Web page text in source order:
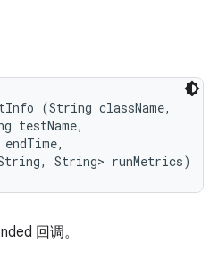
(String className,
testName,
endTime,
String> runMetrics)
回调。